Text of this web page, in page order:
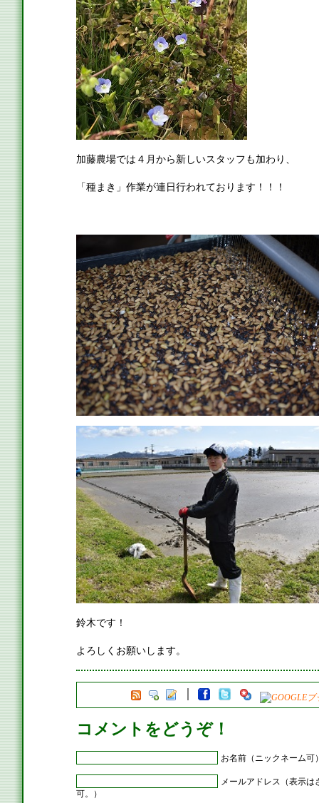
加藤農場では４月から新しいスタッフも加わり、
「種まき」作業が連日行われております！！！
鈴木です！
よろしくお願いします。
コメントをどうぞ！
お名前（ニックネーム可
メールアドレス（表示
可。）